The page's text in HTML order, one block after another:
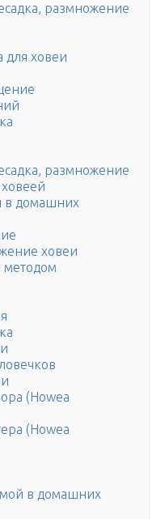
размножение
для ховеи
размножение
в домашних
ховеи
методом
(Howea
(Howea
в домашних